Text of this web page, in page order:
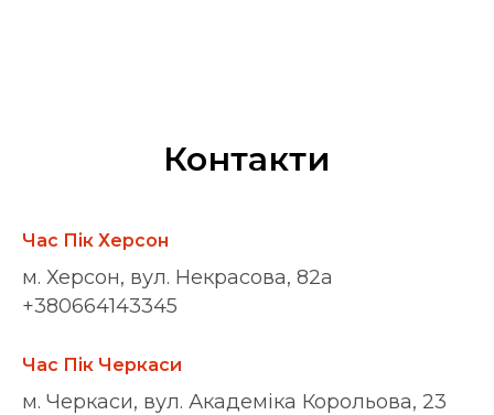
Контакти
Час Пік Херсон
м. Херсон, вул. Некрасова, 82а
+380664143345
Час Пік Черкаси
м. Черкаси, вул. Академіка Корольова, 23